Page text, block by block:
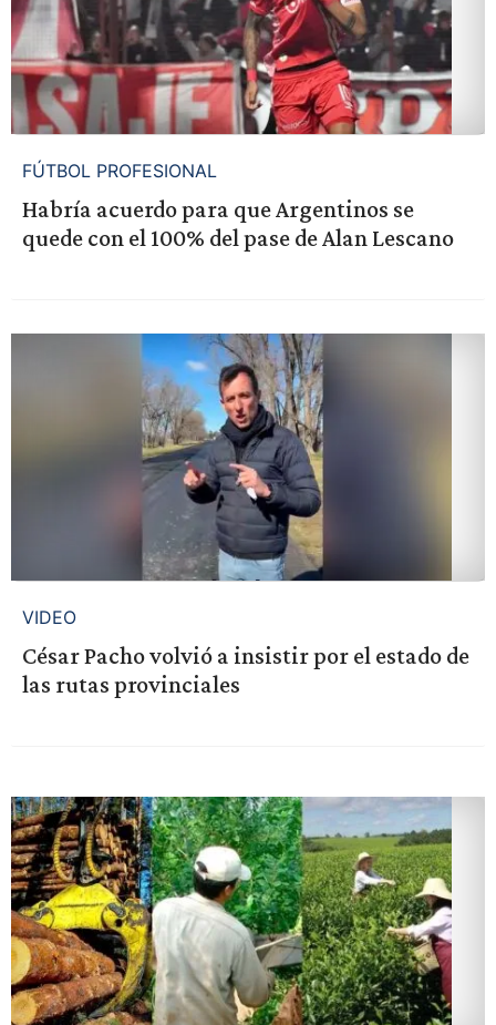
FÚTBOL PROFESIONAL
Habría acuerdo para que Argentinos se
quede con el 100% del pase de Alan Lescano
VIDEO
César Pacho volvió a insistir por el estado de
las rutas provinciales